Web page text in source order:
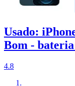
Usado:
Bom -
4.8